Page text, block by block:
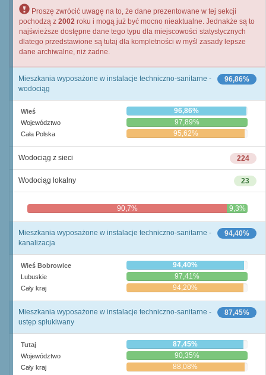
Proszę zwrócić uwagę na to, że dane prezentowane w tej sekcji
pochodzą z 2002 roku i mogą już być mocno nieaktualne. Jednakże są to
najświeższe dostępne dane tego typu dla miejscowości statystycznych
dlatego przedstawione są tutaj dla kompletności w myśl zasady lepsze
dane archiwalne, niż żadne.
96,86%
Mieszkania wyposażone w instalacje techniczno-sanitarne -
wodociąg
Wieś 96,86%
Województwo 97,89%
Cała Polska 95,62%
224
Wodociąg z sieci
23
Wodociąg lokalny
90,7% 9,3%
94,40%
Mieszkania wyposażone w instalacje techniczno-sanitarne -
kanalizacja
Wieś Bobrowice 94,40%
Lubuskie 97,41%
Cały kraj 94,20%
87,45%
Mieszkania wyposażone w instalacje techniczno-sanitarne -
ustęp spłukiwany
Tutaj 87,45%
Województwo 90,35%
Cały kraj 88,08%